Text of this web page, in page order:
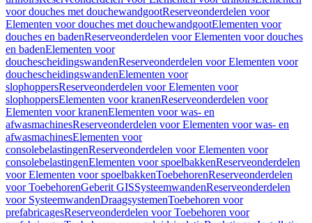
voor douches met douchewandgootReserveonderdelen voor
Elementen voor douches met douchewandgootElementen voor
douches en badenReserveonderdelen voor Elementen voor douches
en badenElementen voor
douchescheidingswandenReserveonderdelen voor Elementen voor
douchescheidingswandenElementen voor
slophoppersReserveonderdelen voor Elementen voor
slophoppersElementen voor kranenReserveonderdelen voor
Elementen voor kranenElementen voor was- en
afwasmachinesReserveonderdelen voor Elementen voor was- en
afwasmachinesElementen voor
consolebelastingenReserveonderdelen voor Elementen voor
consolebelastingenElementen voor spoelbakkenReserveonderdelen
voor Elementen voor spoelbakkenToebehorenReserveonderdelen
voor ToebehorenGeberit GISSysteemwandenReserveonderdelen
voor SysteemwandenDraagsystemenToebehoren voor
prefabricagesReserveonderdelen voor Toebehoren voor